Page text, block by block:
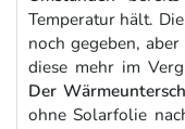
Temperatur hält.
noch gegeben,
diese mehr im
Der
ohne Solarfolie